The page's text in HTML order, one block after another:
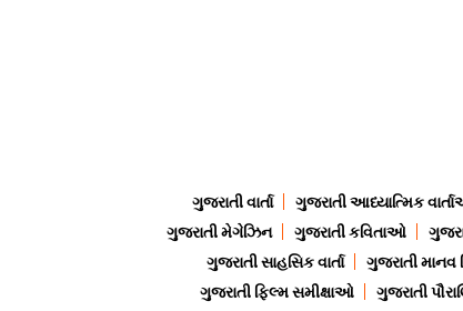
ગુજરાતી વાર્તા ગુજરાતી આધ્યાત્મિક
ગુજરાતી મેગેઝિન
ગુજરાતી કવિતાઓ
ગુજરાતી સાહસિક વાર્તા
ગુજરાતી માનવ
ગુજરાતી ફિલ્મ સમીક્ષાઓ
ગુજરાતી